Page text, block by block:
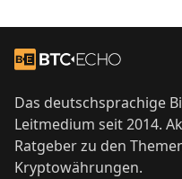
Zur Startseite
Das deutschsprachige
Leitmedium seit 2014.
Ratgeber zu den
Kryptowährungen.